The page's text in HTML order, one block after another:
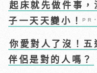
起床就先做件事
子一天天變小！PR
你愛對人了沒！五
伴侶是對的人嗎？